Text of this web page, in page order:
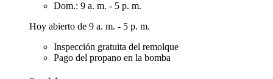
Dom.: 9 a. m. - 5 p. m.
Hoy abierto de 9 a. m. - 5 p. m.
Inspección gratuita del remolque
Pago del propano en la bomba